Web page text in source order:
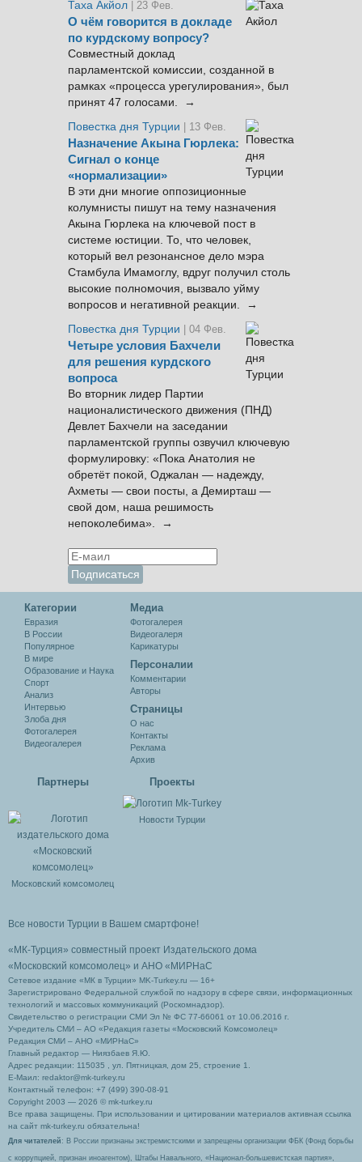
Таха Акйол | 23 Фев.
О чём говорится в докладе
по курдскому вопросу?
Совместный доклад
парламентской комиссии, созданной в
рамках «процесса урегулирования», был
принят 47 голосами. →
Повестка дня Турции
| 13 Фев.
Назначение Акына Гюрлека:
Сигнал о конце
«нормализации»
В эти дни многие оппозиционные
колумнисты пишут на тему назначения
Акына Гюрлека на ключевой пост в
системе юстиции. То, что человек,
который вел резонансное дело мэра
Стамбула Имамоглу, вдруг получил столь
высокие полномочия, вызвало уйму
вопросов и негативной реакции. →
Повестка дня Турции
| 04 Фев.
Четыре условия Бахчели
для решения курдского
вопроса
Во вторник лидер Партии
националистического движения (ПНД)
Девлет Бахчели на заседании
парламентской группы озвучил ключевую
формулировку: «Пока Анатолия не
обретёт покой, Оджалан — надежду,
Ахметы — свои посты, а Демирташ —
свой дом, наша решимость
непоколебима». →
Категории
Евразия
В России
Популярное
В мире
Образование и Наука
Спорт
Анализ
Интервью
Злоба дня
Фотогалерея
Видеогалерея
Медиа
Фотогалерея
Видеогалеря
Карикатуры
Персоналии
Комментарии
Авторы
Cтраницы
О нас
Контакты
Реклама
Архив
Партнеры
Московский комсомолец
Проекты
Новости Турции
Все новости Турции в Вашем смартфоне!
«МК-Турция» совместный проект Издательского дома
«Московский комсомолец» и АНО «МИРНаС
Сетевое издание «МК в Турции» MK-Turkey.ru — 16+
Зарегистрировано Федеральной службой по надзору в сфере связи, информационных
технологий и массовых коммуникаций (Роскомнадзор).
Свидетельство о регистрации СМИ Эл № ФС 77-66061 от 10.06.2016 г.
Учредитель СМИ – АО «Редакция газеты «Московский Комсомолец»
Редакция СМИ – АНО «МИРНаС»
Главный редактор — Ниязбаев Я.Ю.
Адрес редакции: 115035 , ул. Пятницкая, дом 25, строение 1.
Е-Маил: redaktor@mk-turkey.ru
Контактный телефон: +7 (499) 390-08-91
Copyright 2003 — 2026 © mk-turkey.ru
Все права защищены. При использовании и цитировании материалов активная ссылка
на сайт mk-turkey.ru обязательна!
Для читателей : В России признаны экстремистскими и запрещены организации ФБК (Фонд борьбы
с коррупцией, признан иноагентом), Штабы Навального, «Национал-большевистская партия»,